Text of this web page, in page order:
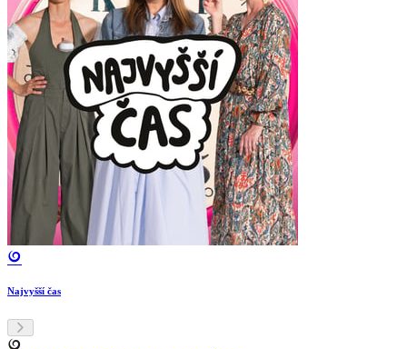
Najvyšší čas